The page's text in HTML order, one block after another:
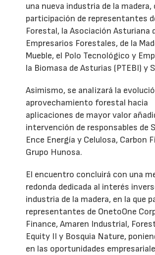
una nueva industria de la madera,
participación de representantes
Forestal, la Asociación Asturiana
Empresarios Forestales, de la
Mueble, el Polo Tecnológico y
la Biomasa de Asturias (PTEBI) y
Asimismo, se analizará la
aprovechamiento forestal hacia
aplicaciones de mayor valor
intervención de responsables de
Ence Energía y Celulosa, Carbon
Grupo Hunosa.
El encuentro concluirá con una
redonda dedicada al interés
industria de la madera, en la que
representantes de OnetoOne
Finance, Amaren Industrial,
Equity II y Bosquia Nature,
en las oportunidades